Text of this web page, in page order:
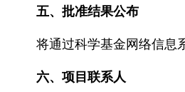
五、批准结果公布
将通过科学基金网络信息
六、项目联系人